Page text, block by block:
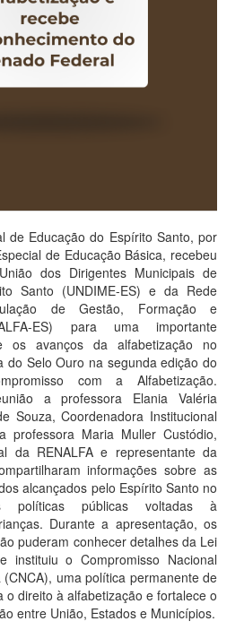
de Educação do Espírito Santo, por
de Educação Básica, recebeu
dos Dirigentes Municipais de
Santo (UNDIME-ES) e da Rede
de Gestão, Formação e
ES) para uma importante
os avanços da alfabetização no
do Selo Ouro na segunda edição do
com a Alfabetização.
a professora Elania Valéria
Souza, Coordenadora Institucional
professora Maria Muller Custódio,
da RENALFA e representante da
informações sobre as
alcançados pelo Espírito Santo no
políticas públicas voltadas à
Durante a apresentação, os
puderam conhecer detalhes da Lei
instituiu o Compromisso Nacional
uma política permanente de
o direito à alfabetização e fortalece o
entre União, Estados e Municípios.